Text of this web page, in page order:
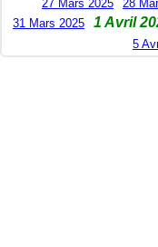
27 Mars 2025 28
31 Mars 2025
1 Avril
5